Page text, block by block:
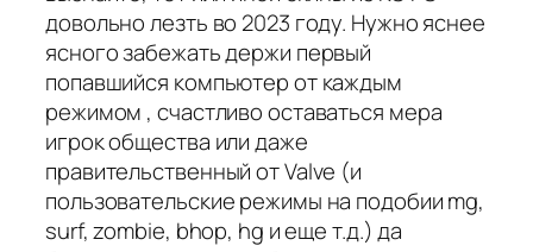
довольно лезть во 2023 году. Нужно яснее
ясного забежать держи первый
попавшийся компьютер от каждым
режимом , счастливо оставаться мера
игрок общества или даже
правительственный от Valve (и
пользовательские режимы на подобии mg,
surf, zombie, bhop, hg и еще т.д.) да